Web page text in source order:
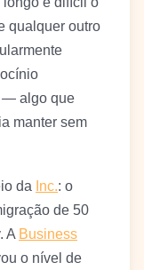
qualquer outro
— algo que
manter sem
da Inc.: o
de 50
A Business
o nível de